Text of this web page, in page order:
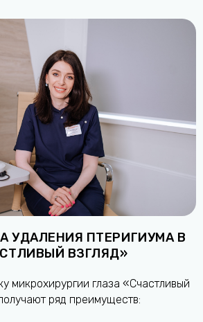
УДАЛЕНИЯ ПТЕРИГИУМА В
ВЗГЛЯД»
микрохирургии глаза «Счастливый
ряд преимуществ: